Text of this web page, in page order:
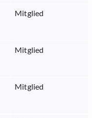
Mitglied
Mitglied
Mitglied